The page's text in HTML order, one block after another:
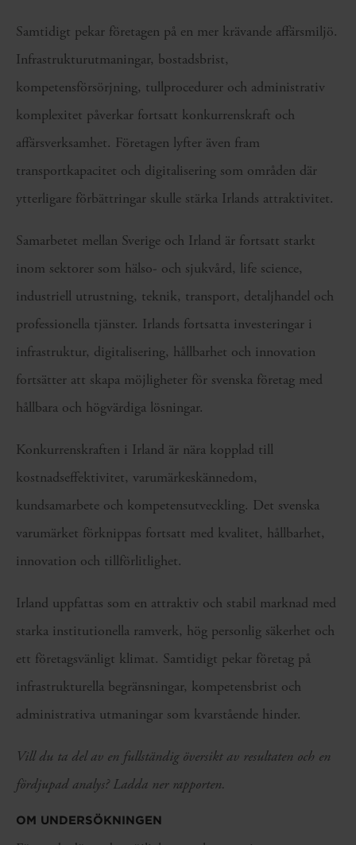
Samtidigt pekar företagen på en mer krävande affärsmiljö.
Infrastrukturutmaningar, bostadsbrist,
kompetensförsörjning, tullprocedurer och administrativ
komplexitet påverkar fortsatt konkurrenskraft och
affärsverksamhet. Företagen lyfter även fram
transportkapacitet och digitalisering som områden där
ytterligare förbättringar skulle stärka Irlands attraktivitet.
Samarbetet mellan Sverige och Irland är fortsatt starkt
inom sektorer som hälso- och sjukvård, life science,
industriell utrustning, teknik, transport, detaljhandel och
professionella tjänster. Irlands fortsatta investeringar i
infrastruktur, digitalisering, hållbarhet och innovation
fortsätter att skapa möjligheter för svenska företag med
hållbara och högvärdiga lösningar.
Konkurrenskraften i Irland är nära kopplad till
kostnadseffektivitet, varumärkeskännedom,
kundsamarbete och kompetensutveckling. Det svenska
varumärket förknippas fortsatt med kvalitet, hållbarhet,
innovation och tillförlitlighet.
Irland uppfattas som en attraktiv och stabil marknad med
starka institutionella ramverk, hög personlig säkerhet och
ett företagsvänligt klimat. Samtidigt pekar företag på
infrastrukturella begränsningar, kompetensbrist och
administrativa utmaningar som kvarstående hinder.
Vill du ta del av en fullständig översikt av resultaten och en
fördjupad analys? Ladda ner rapporten.
OM UNDERSÖKNINGEN